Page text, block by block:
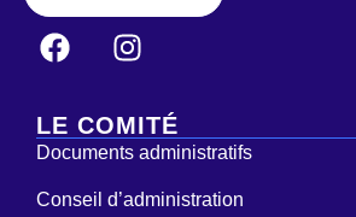
LE COMITÉ
Documents administratifs
Conseil d’administration